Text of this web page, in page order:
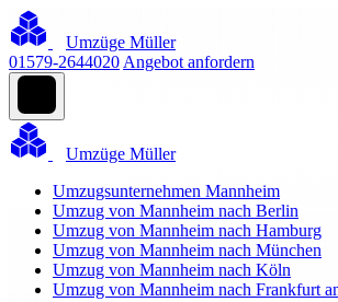
Umzüge Müller
01579-2644020 Angebot anfordern
Umzüge Müller
Umzugsunternehmen Mannheim
Umzug von Mannheim nach Berlin
Umzug von Mannheim nach Hamburg
Umzug von Mannheim nach München
Umzug von Mannheim nach Köln
Umzug von Mannheim nach Frankfurt